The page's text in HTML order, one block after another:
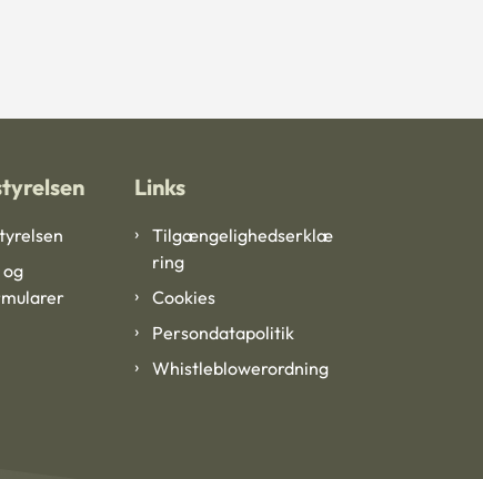
Links
Tilgængelighedserklæ
ring
Cookies
Persondatapolitik
Whistleblowerordning